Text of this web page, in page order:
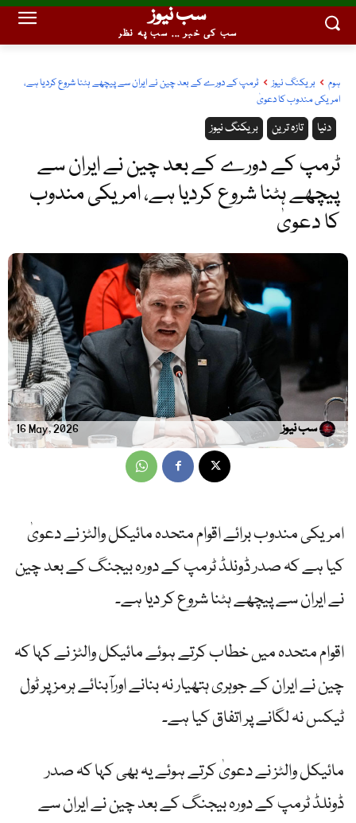
سب نیوز
سب کی خبر ... سب پہ نظر
ہوم بریکنگ نیوز
ٹرمپ کے دورے کے بعد چین نے ایران سے پیچھے ہٹنا شروع کردیا ہے،
امریکی مندوب کا دعویٰ
بریکنگ نیوز تازہ ترین دنیا
ٹرمپ کے دورے کے بعد چین نے ایران سے
پیچھے ہٹنا شروع کردیا ہے، امریکی مندوب
کا دعویٰ
16 May, 2026 سب نیوز
امریکی مندوب برائے اقوام متحدہ مائیکل والٹز نے دعویٰ
کیا ہے کہ صدر ڈونلڈ ٹرمپ کے دورہ بیجنگ کے بعد چین
نے ایران سے پیچھے ہٹنا شروع کر دیا ہے۔
اقوام متحدہ میں خطاب کرتے ہوئے مائیکل والٹز نے کہا کہ
چین نے ایران کے جوہری ہتھیار نہ بنانے اورآبنائے ہرمز پر ٹول
ٹیکس نہ لگانے پر اتفاق کیا ہے۔
مائیکل والٹز نے دعویٰ کرتے ہوئے یہ بھی کہا کہ صدر
ڈونلڈ ٹرمپ کے دورہ بیجنگ کے بعد چین نے ایران سے